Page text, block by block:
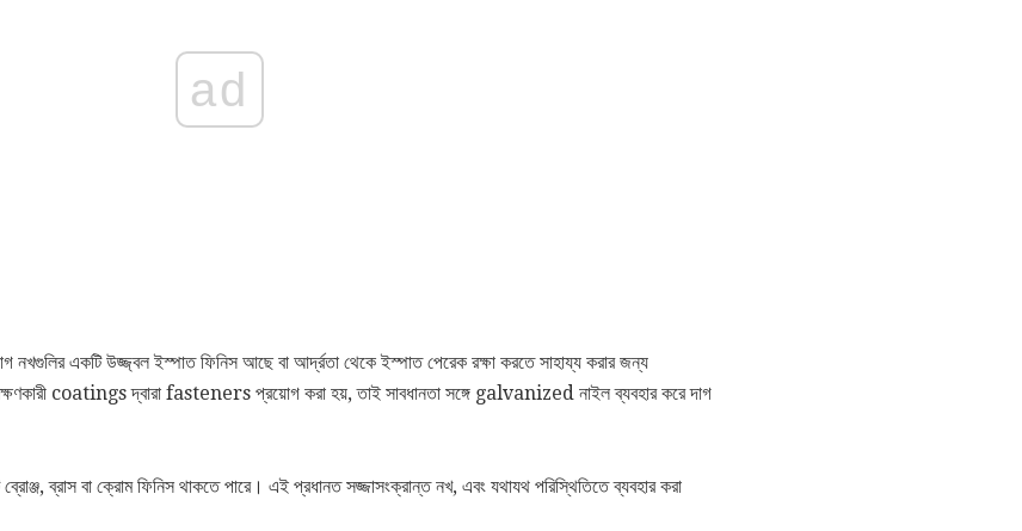
ad
নখগুলির একটি উজ্জ্বল ইস্পাত ফিনিস আছে বা আর্দ্রতা থেকে ইস্পাত পেরেক রক্ষা করতে সাহায্য করার জন্য
coatings দ্বারা fasteners প্রয়োগ করা হয়, তাই সাবধানতা সঙ্গে galvanized নাইল ব্যবহার করে দাগ
ব্রাস বা ক্রোম ফিনিস থাকতে পারে। এই প্রধানত সজ্জাসংক্রান্ত নখ, এবং যথাযথ পরিস্থিতিতে ব্যবহার করা